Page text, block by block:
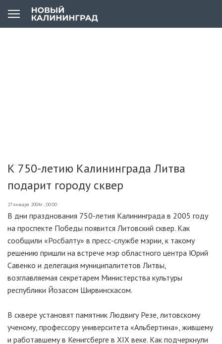
К 750-летию Калининграда Литва
подарит городу сквер
27 января 2004г., 00:00
В дни празднования 750-летия Калининграда в 2005 году
на проспекте Победы появится Литовский сквер. Как
сообщили «Росбалту» в пресс-службе мэрии, к такому
решению пришли на встрече мэр областного центра Юрий
Савенко и делегация муниципалитетов Литвы,
возглавляемая секретарем Министерства культуры
республики Йозасом Ширвинскасом.
В сквере установят памятник Людвигу Резе, литовскому
ученому, профессору университета «Альбертина», жившему
и работавшему в Кенигсберге в XIX веке. Как подчеркнули